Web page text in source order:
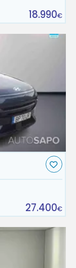
18.990€
27.400€